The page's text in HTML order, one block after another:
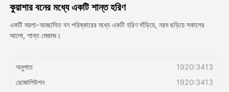
গ্যালারি
কুয়াশার বনের মধ্যে একটি শান্ত হরিণ
একটি ময়লা-আচ্ছাদিত বন পরিষ্কারের মধ্যে একটি হরিণ দাঁড়িয়ে, নরম ছড়িয়ে সকালের
আলো, শান্ত মেজাজ।
অনুপাত
1920:3413
রেজোলিউশন
1920:3413